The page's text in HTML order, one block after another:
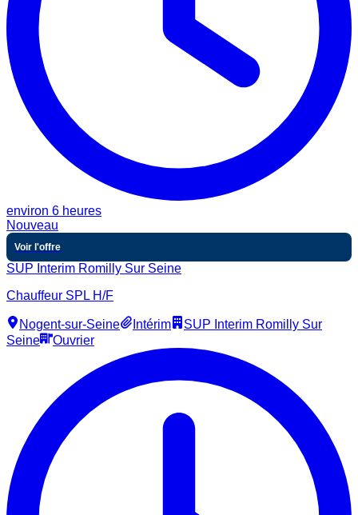
environ 6 heures
Nouveau
Voir l'offre
SUP Interim Romilly Sur Seine
Chauffeur SPL H/F
Nogent-sur-Seine Intérim
SUP Interim Romilly Sur
Seine
Ouvrier